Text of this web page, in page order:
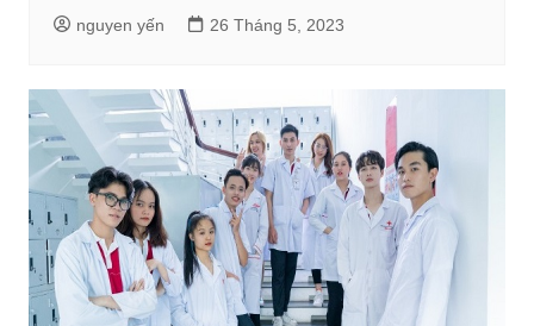
nguyen yến 26 Tháng 5, 2023